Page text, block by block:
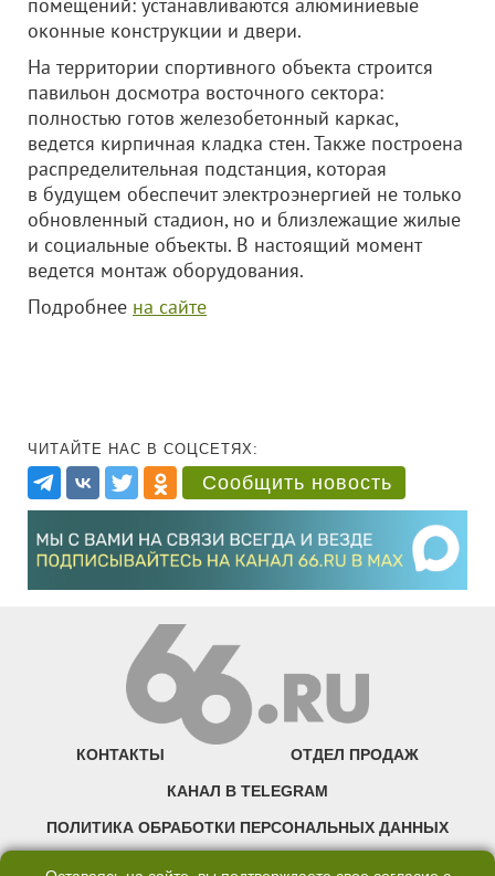
оконные конструкции и двери.
На территории спортивного объекта строится
павильон досмотра восточного сектора:
полностью готов железобетонный каркас,
ведется кирпичная кладка стен. Также построена
распределительная подстанция, которая
в будущем обеспечит электроэнергией не только
обновленный стадион, но и близлежащие жилые
и социальные объекты. В настоящий момент
ведется монтаж оборудования.
Подробнее на сайте
ЧИТАЙТЕ НАС В СОЦСЕТЯХ:
Сообщить новость
КОНТАКТЫ ОТДЕЛ ПРОДАЖ
КАНАЛ В TELEGRAM
ПОЛИТИКА ОБРАБОТКИ ПЕРСОНАЛЬНЫХ ДАННЫХ